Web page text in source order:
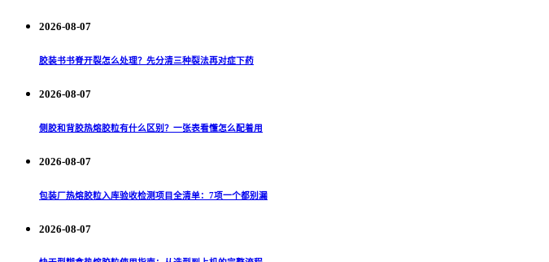
2026-08-07
胶装书书脊开裂怎么处理？先分清三种裂法再对症下药
2026-08-07
侧胶和背胶热熔胶粒有什么区别？一张表看懂怎么配着用
2026-08-07
包装厂热熔胶粒入库验收检测项目全清单：7项一个都别漏
2026-08-07